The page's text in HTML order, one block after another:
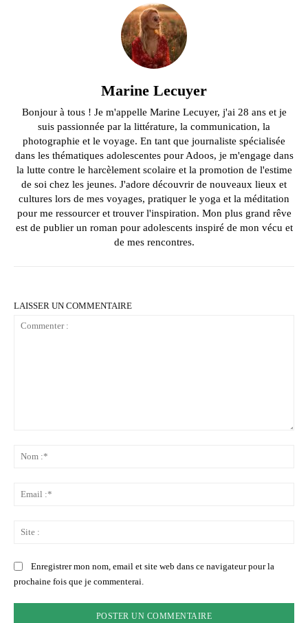
Marine Lecuyer
Bonjour à tous ! Je m'appelle Marine Lecuyer, j'ai 28 ans et je
suis passionnée par la littérature, la communication, la
photographie et le voyage. En tant que journaliste spécialisée
dans les thématiques adolescentes pour Adoos, je m'engage dans
la lutte contre le harcèlement scolaire et la promotion de l'estime
de soi chez les jeunes. J'adore découvrir de nouveaux lieux et
cultures lors de mes voyages, pratiquer le yoga et la méditation
pour me ressourcer et trouver l'inspiration. Mon plus grand rêve
est de publier un roman pour adolescents inspiré de mon vécu et
de mes rencontres.
LAISSER UN COMMENTAIRE
Enregistrer mon nom, email et site web dans ce navigateur pour la
prochaine fois que je commenterai.